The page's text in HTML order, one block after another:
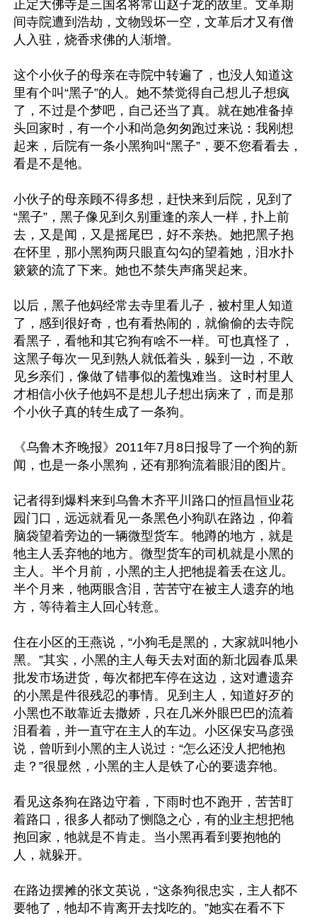
正定大佛寺是三国名将常山赵子龙的故里。文革期
间寺院遭到浩劫，文物毁坏一空，文革后才又有僧
人入驻，烧香求佛的人渐增。
这个小伙子的母亲在寺院中转遍了，也没人知道这
里有个叫“黑子”的人。她不禁觉得自己想儿子想疯
了，不过是个梦吧，自己还当了真。就在她准备掉
头回家时，有一个小和尚急匆匆跑过来说：我刚想
起来，后院有一条小黑狗叫“黑子”，要不您看看去，
看是不是牠。
小伙子的母亲顾不得多想，赶快来到后院，见到了
“黑子”，黑子像见到久别重逢的亲人一样，扑上前
去，又是闻，又是摇尾巴，好不亲热。她把黑子抱
在怀里，那小黑狗两只眼直勾勾的望着她，泪水扑
簌簌的流了下来。她也不禁失声痛哭起来。
以后，黑子他妈经常去寺里看儿子，被村里人知道
了，感到很好奇，也有看热闹的，就偷偷的去寺院
看黑子，看牠和其它狗有啥不一样。可也真怪了，
这黑子每次一见到熟人就低着头，躲到一边，不敢
见乡亲们，像做了错事似的羞愧难当。这时村里人
才相信小伙子他妈不是想儿子想出病来了，而是那
个小伙子真的转生成了一条狗。
《乌鲁木齐晚报》2011年7月8日报导了一个狗的新
闻，也是一条小黑狗，还有那狗流着眼泪的图片。
记者得到爆料来到乌鲁木齐平川路口的恒昌恒业花
园门口，远远就看见一条黑色小狗趴在路边，仰着
脑袋望着旁边的一辆微型货车。牠蹲的地方，就是
牠主人丢弃牠的地方。微型货车的司机就是小黑的
主人。半个月前，小黑的主人把牠提着丢在这儿。
半个月来，牠两眼含泪，苦苦守在被主人遗弃的地
方，等待着主人回心转意。
住在小区的王燕说，“小狗毛是黑的，大家就叫牠小
黑。”其实，小黑的主人每天去对面的新北园春瓜果
批发市场进货，每次都把车停在这边，这对遭遗弃
的小黑是件很残忍的事情。见到主人，知道好歹的
小黑也不敢靠近去撒娇，只在几米外眼巴巴的流着
泪看着，并一直守在主人的车边。小区保安马彦强
说，曾听到小黑的主人说过：“怎么还没人把牠抱
走？”很显然，小黑的主人是铁了心的要遗弃牠。
看见这条狗在路边守着，下雨时也不跑开，苦苦盯
着路口，很多人都动了恻隐之心，有的业主想把牠
抱回家，牠就是不肯走。当小黑再看到要抱牠的
人，就躲开。
在路边摆摊的张文英说，“这条狗很忠实，主人都不
要牠了，牠却不肯离开去找吃的。”她实在看不下